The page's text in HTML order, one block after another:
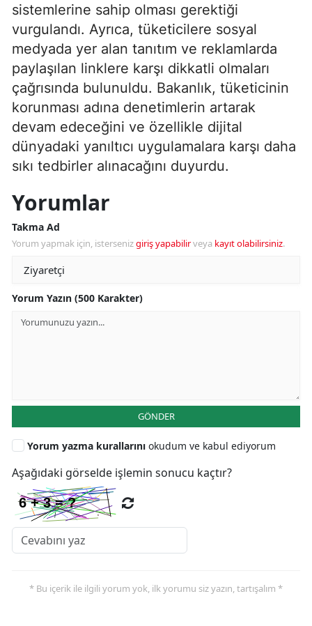
sistemlerine sahip olması gerektiği
vurgulandı. Ayrıca, tüketicilere sosyal
medyada yer alan tanıtım ve reklamlarda
paylaşılan linklere karşı dikkatli olmaları
çağrısında bulunuldu. Bakanlık, tüketicinin
korunması adına denetimlerin artarak
devam edeceğini ve özellikle dijital
dünyadaki yanıltıcı uygulamalara karşı daha
sıkı tedbirler alınacağını duyurdu.
Yorumlar
Takma Ad
Yorum yapmak için, istersenizgiriş yapabilirveya kayıt olabilirsiniz.
Yorum Yazın (500 Karakter)
GÖNDER
Yorum yazma kurallarını okudum ve kabul ediyorum
Aşağıdaki görselde işlemin sonucu kaçtır?
* Bu içerik ile ilgili yorum yok, ilk yorumu siz yazın, tartışalım *